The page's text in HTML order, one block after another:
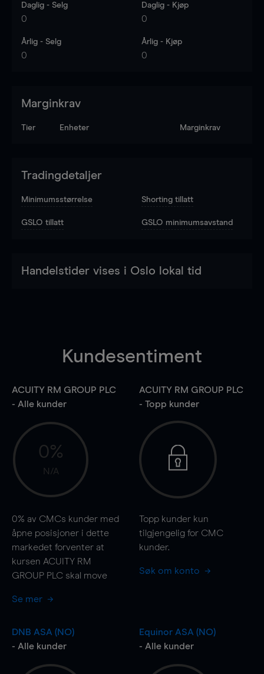
Daglig - Selg
0
Daglig - Kjøp
0
Årlig - Selg
0
Årlig - Kjøp
0
Marginkrav
Tier Enheter Marginkrav
Tradingdetaljer
Minimumsstørrelse Shorting tillatt
GSLO tillatt GSLO minimumsavstand
Handelstider vises i Oslo lokal tid
Kundesentiment
ACUITY RM GROUP PLC
- Alle kunder
0%
N/A
0% av CMCs kunder med
åpne posisjoner i dette
markedet forventer at
kursen ACUITY RM
GROUP PLC skal move
Se mer
ACUITY RM GROUP PLC
- Topp kunder
Topp kunder kun
tilgjengelig for CMC
kunder.
Søk om konto
DNB ASA (NO)
- Alle kunder
Equinor ASA (NO)
- Alle kunder